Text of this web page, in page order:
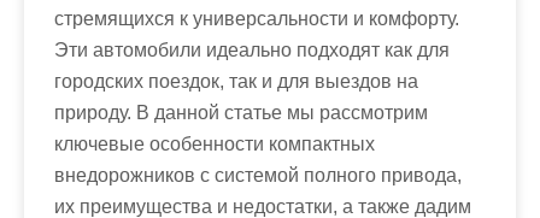
стремящихся к универсальности и комфорту.
Эти автомобили идеально подходят как для
городских поездок, так и для выездов на
природу. В данной статье мы рассмотрим
ключевые особенности компактных
внедорожников с системой полного привода,
их преимущества и недостатки, а также дадим